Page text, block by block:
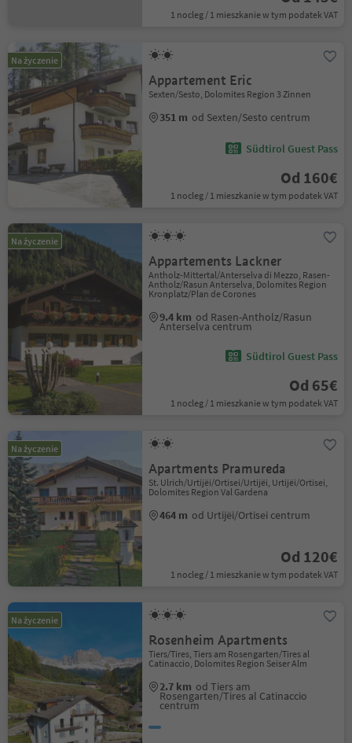
1 nocleg / 1 mieszkanie w tym podatek VAT
Na życzenie
Appartement Eric
Sexten/Sesto, Dolomites Region 3 Zinnen
351 m od Sexten/Sesto centrum
Südtirol Guest Pass
Od 160€
1 nocleg / 1 mieszkanie w tym podatek VAT
Na życzenie
Appartements Lackner
Antholz-Mittertal/Anterselva di Mezzo, Rasen-
Antholz/Rasun Anterselva, Dolomites Region
Kronplatz/Plan de Corones
9.4 km od Rasen-Antholz/Rasun
Anterselva centrum
Südtirol Guest Pass
Od 65€
1 nocleg / 1 mieszkanie w tym podatek VAT
Na życzenie
Apartments Pramureda
St. Ulrich/Urtijëi/Ortisei/Urtijëi, Urtijëi/Ortisei,
Dolomites Region Val Gardena
464 m od Urtijëi/Ortisei centrum
Od 120€
1 nocleg / 1 mieszkanie w tym podatek VAT
Na życzenie
Rosenheim Apartments
Tiers/Tires, Tiers am Rosengarten/Tires al
Catinaccio, Dolomites Region Seiser Alm
2.7 km od Tiers am
Rosengarten/Tires al Catinaccio
centrum